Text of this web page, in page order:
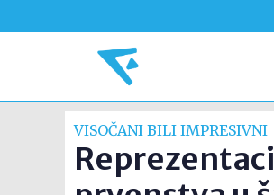
VISOČANI BILI IMPRESIVNI